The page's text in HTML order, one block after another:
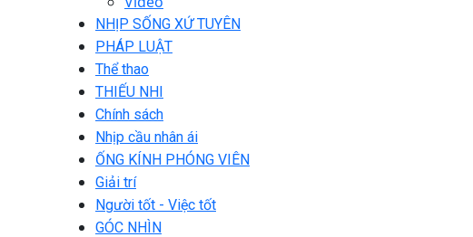
NHỊP SỐNG XỨ TUYÊN
PHÁP LUẬT
Thể thao
THIẾU NHI
Chính sách
Nhịp cầu nhân ái
ỐNG KÍNH PHÓNG VIÊN
Giải trí
Người tốt - Việc tốt
GÓC NHÌN